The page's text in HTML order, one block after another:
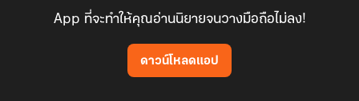
App ที่จะทำให้คุณอ่านนิยายจนวางมือถือไม่ลง!
ดาวน์โหลดแอป